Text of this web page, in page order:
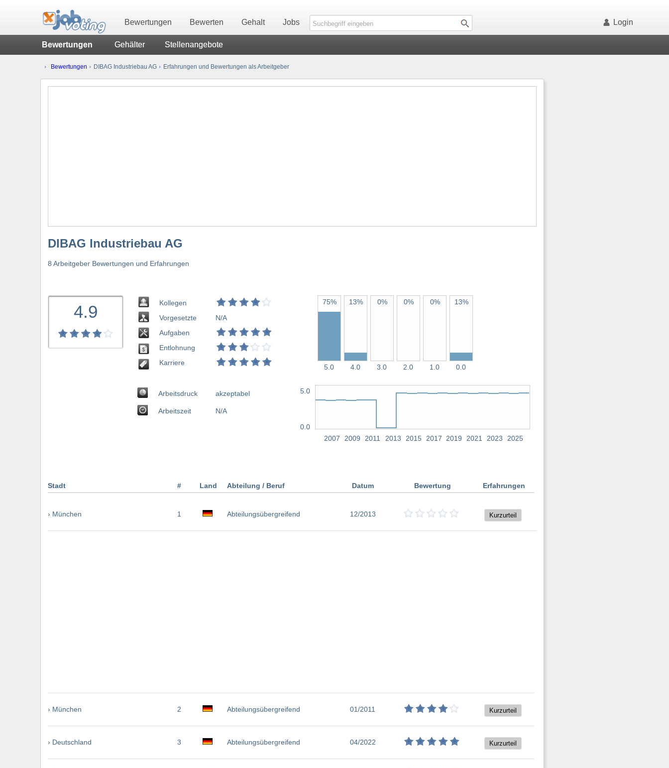
Bewertungen Bewerten Gehalt Jobs Login
Bewertungen Gehälter Stellenangebote
Bewertungen DIBAG Industriebau AG Erfahrungen und Bewertungen als Arbeitgeber
DIBAG Industriebau AG
8 Arbeitgeber Bewertungen und Erfahrungen
4.9
Kollegen
Vorgesetzte
Aufgaben
Entlohnung
Karriere
N/A
75%
5.0
13%
4.0
0%
3.0
0%
2.0
0%
1.0
13%
0.0
Arbeitsdruck
Arbeitszeit
akzeptabel
N/A
5.0
0.0
2007
2009 2011 2013 2015 2017 2019 2021 2023 2025
Stadt # Land Abteilung / Beruf Datum Bewertung Erfahrungen
› München 1 Abteilungsübergreifend 12/2013 Kurzurteil
› München 2 Abteilungsübergreifend 01/2011 Kurzurteil
› Deutschland 3 Abteilungsübergreifend 04/2022 Kurzurteil